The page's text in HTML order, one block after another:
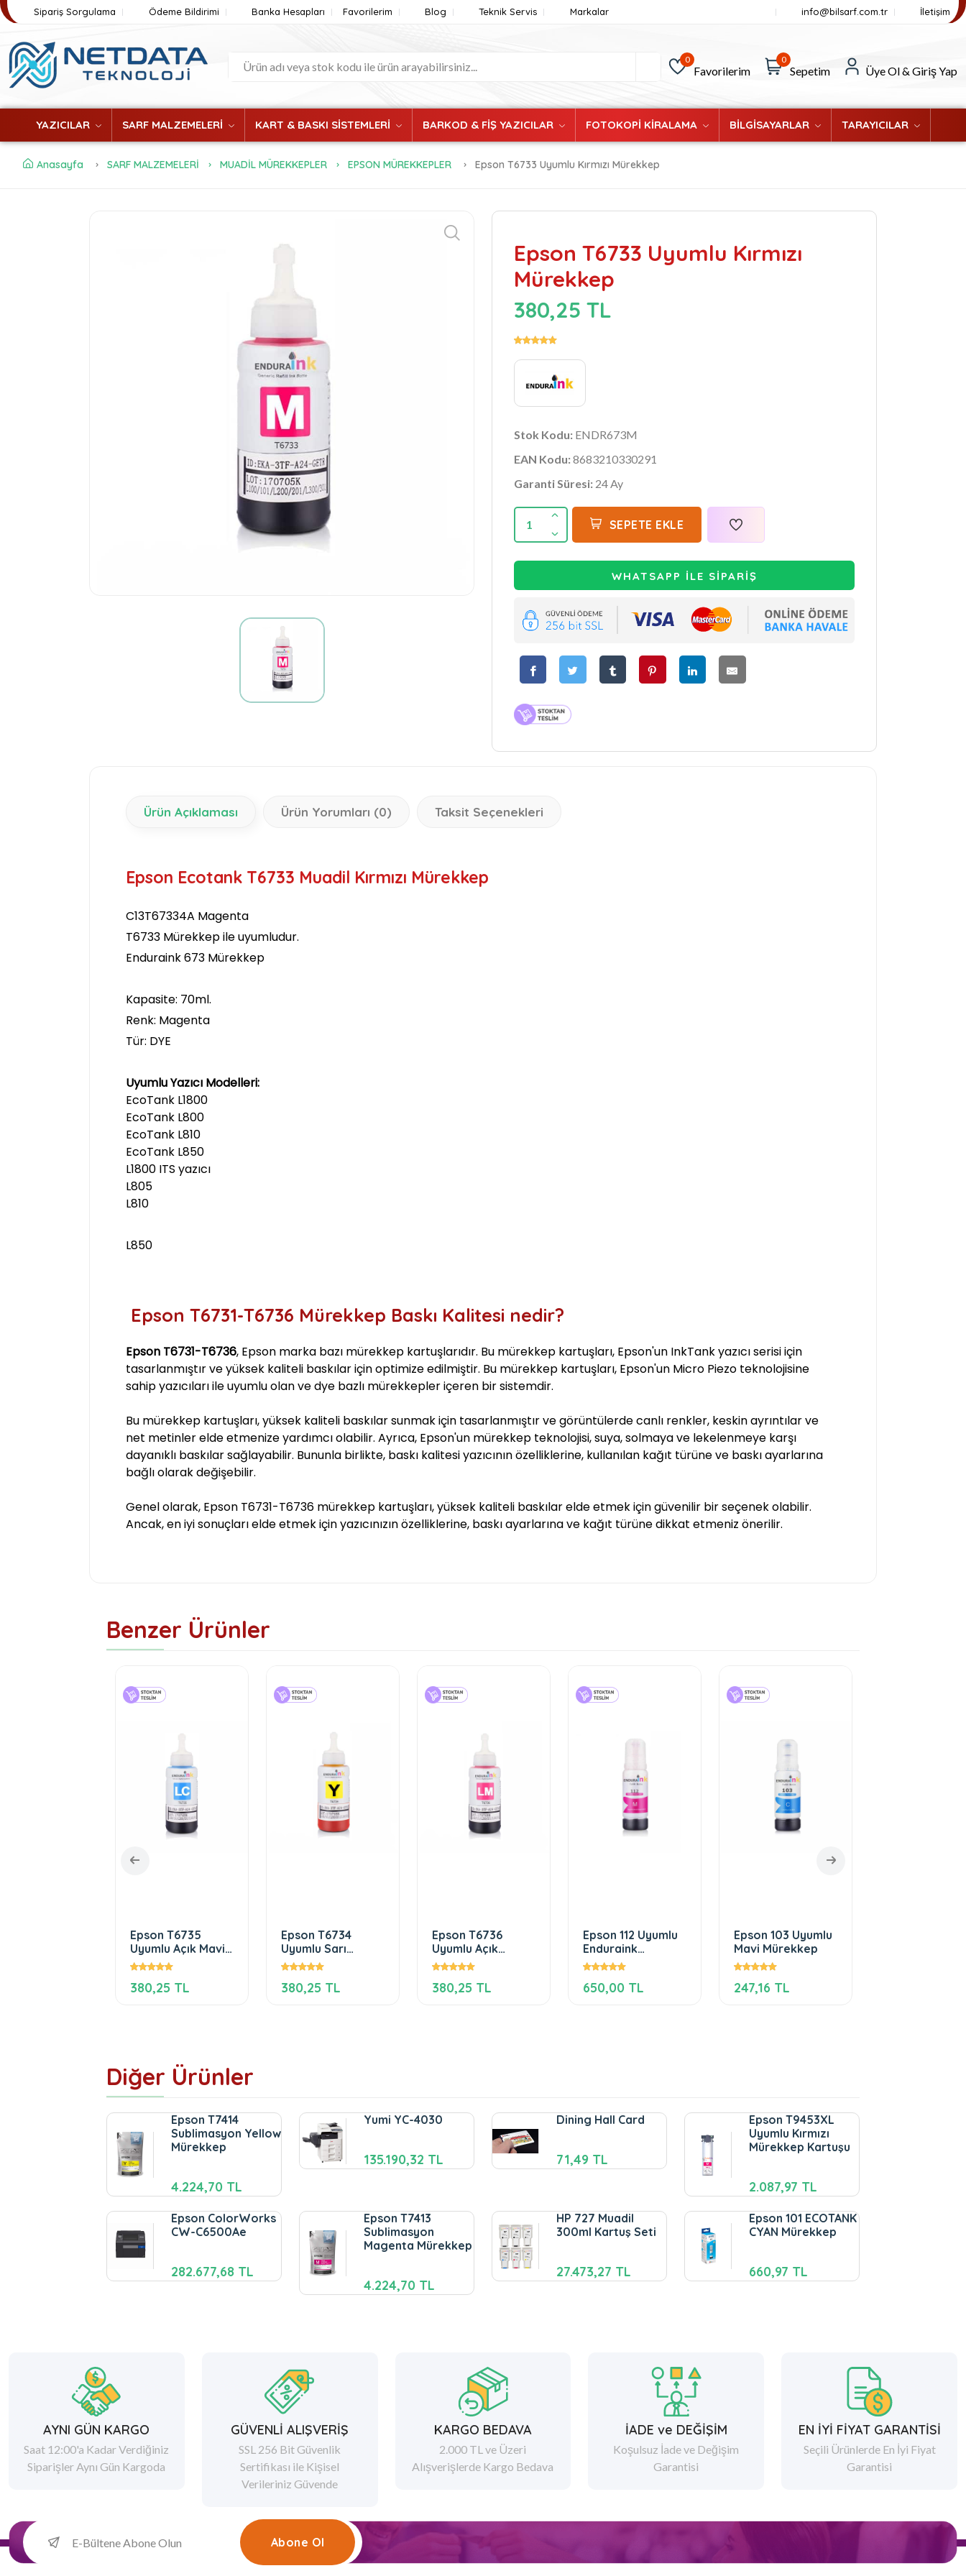
Sipariş Sorgulama Ödeme Bildirimi Banka Hesapları Favorilerim Blog Teknik Servis Markalar info@bilsarf.com.tr İletişim
0
Favorilerim
0
Sepetim Üye Ol & Giriş Yap
YAZICILAR SARF MALZEMELERİ KART & BASKI SİSTEMLERİ BARKOD & FİŞ YAZICILAR FOTOKOPİ KİRALAMA BİLGİSAYARLAR TARAYICILAR
Anasayfa SARF MALZEMELERİ MUADİL MÜREKKEPLER EPSON MÜREKKEPLER Epson T6733 Uyumlu Kırmızı Mürekkep
Epson T6733 Uyumlu Kırmızı
Mürekkep
380,25 TL
Stok Kodu: ENDR673M
EAN Kodu:8683210330291
Garanti Süresi: 24 Ay
1 SEPETE EKLE
WHATSAPP İLE SİPARİŞ
Ürün Açıklaması Ürün Yorumları (0) Taksit Seçenekleri
Epson Ecotank T6733 Muadil Kırmızı Mürekkep
C13T67334A Magenta
T6733 Mürekkep ile uyumludur.
Enduraink 673 Mürekkep
Kapasite: 70ml.
Renk: Magenta
Tür: DYE
Uyumlu Yazıcı Modelleri:
EcoTank L1800
EcoTank L800
EcoTank L810
EcoTank L850
L1800 ITS yazıcı
L805
L810
L850
Epson T6731-T6736 Mürekkep Baskı Kalitesi nedir?
Epson T6731-T6736, Epson marka bazı mürekkep kartuşlarıdır. Bu mürekkep kartuşları, Epson'un InkTank yazıcı serisi için
tasarlanmıştır ve yüksek kaliteli baskılar için optimize edilmiştir. Bu mürekkep kartuşları, Epson'un Micro Piezo teknolojisine
sahip yazıcıları ile uyumlu olan ve dye bazlı mürekkepler içeren bir sistemdir.
Bu mürekkep kartuşları, yüksek kaliteli baskılar sunmak için tasarlanmıştır ve görüntülerde canlı renkler, keskin ayrıntılar ve
net metinler elde etmenize yardımcı olabilir. Ayrıca, Epson'un mürekkep teknolojisi, suya, solmaya ve lekelenmeye karşı
dayanıklı baskılar sağlayabilir. Bununla birlikte, baskı kalitesi yazıcının özelliklerine, kullanılan kağıt türüne ve baskı ayarlarına
bağlı olarak değişebilir.
Genel olarak, Epson T6731-T6736 mürekkep kartuşları, yüksek kaliteli baskılar elde etmek için güvenilir bir seçenek olabilir.
Ancak, en iyi sonuçları elde etmek için yazıcınızın özelliklerine, baskı ayarlarına ve kağıt türüne dikkat etmeniz önerilir.
Benzer Ürünler
Epson T6735
Uyumlu Açık Mavi
Mürekkep
380,25 TL
Epson T6734
Uyumlu Sarı
Mürekkep
380,25 TL
Epson T6736
Uyumlu Açık
Kırmızı Mürekkep
380,25 TL
Epson 112 Uyumlu
Enduraink
Magenta
650,00 TL
Epson 103 Uyumlu
Mavi Mürekkep
247,16 TL
Diğer Ürünler
Epson T7414
Sublimasyon Yellow
Mürekkep
4.224,70 TL
Yumi YC-4030
135.190,32 TL
Dining Hall Card
71,49 TL
Epson T9453XL
Uyumlu Kırmızı
Mürekkep Kartuşu
2.087,97 TL
Epson ColorWorks
CW-C6500Ae
282.677,68 TL
Epson T7413
Sublimasyon
Magenta Mürekkep
4.224,70 TL
HP 727 Muadil
300ml Kartuş Seti
27.473,27 TL
Epson 101 ECOTANK
CYAN Mürekkep
660,97 TL
AYNI GÜN KARGO
Saat 12:00'a Kadar Verdiğiniz
Siparişler Aynı Gün Kargoda
GÜVENLİ ALIŞVERİŞ
SSL 256 Bit Güvenlik
Sertifikası ile Kişisel
Verileriniz Güvende
KARGO BEDAVA
2.000 TL ve Üzeri
Alışverişlerde Kargo Bedava
İADE ve DEĞİŞİM
Koşulsuz İade ve Değişim
Garantisi
EN İYİ FİYAT GARANTİSİ
Seçili Ürünlerde En İyi Fiyat
Garantisi
Abone Ol